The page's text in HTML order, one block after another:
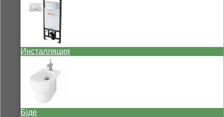
Инсталляция
Біде